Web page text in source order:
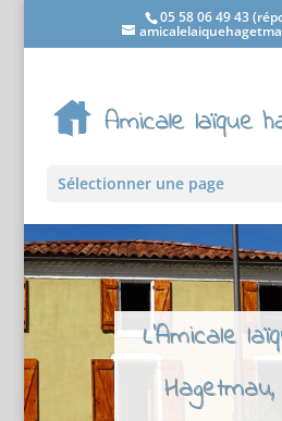
05 58 06 49 43
Sélectionner une page
L'Amicale